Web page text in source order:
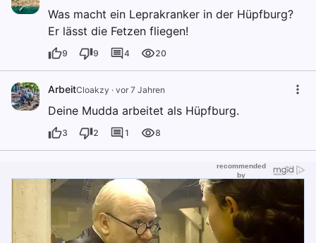
Was macht ein Leprakranker in der Hüpfburg?
Er lässt die Fetzen fliegen!
9 9 4 20
ArbeitCloakzy · vor 7 Jahren
Deine Mudda arbeitet als Hüpfburg.
3 2 1 8